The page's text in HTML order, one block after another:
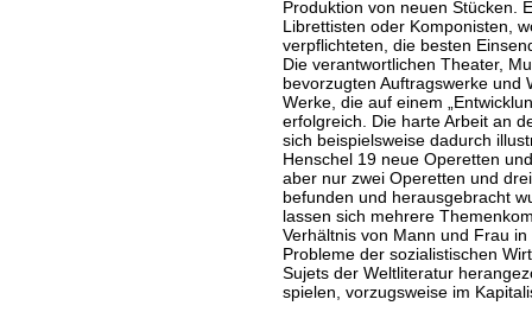
Produktion von neuen Stücken.
Librettisten oder Komponisten,
verpflichteten, die besten
Die verantwortlichen Theater,
bevorzugten Auftragswerke und
Werke, die auf einem
erfolgreich. Die harte Arbeit an
sich beispielsweise dadurch
Henschel 19 neue Operetten
aber nur zwei Operetten und
befunden und herausgebracht
lassen sich mehrere
Verhältnis von Mann und Frau
Probleme der sozialistischen
Sujets der Weltliteratur
spielen, vorzugsweise im